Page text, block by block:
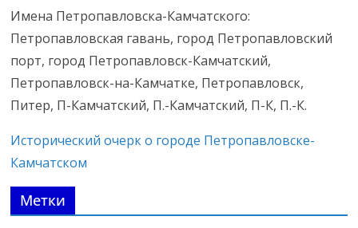
Имена Петропавловска-Камчатского:
Петропавловская гавань, город Петропавловский
порт, город Петропавловск-Камчатский,
Петропавловск-на-Камчатке, Петропавловск,
Питер, П-Камчатский, П.-Камчатский, П-К, П.-К.
Исторический очерк о городе Петропавловске-
Камчатском
Метки